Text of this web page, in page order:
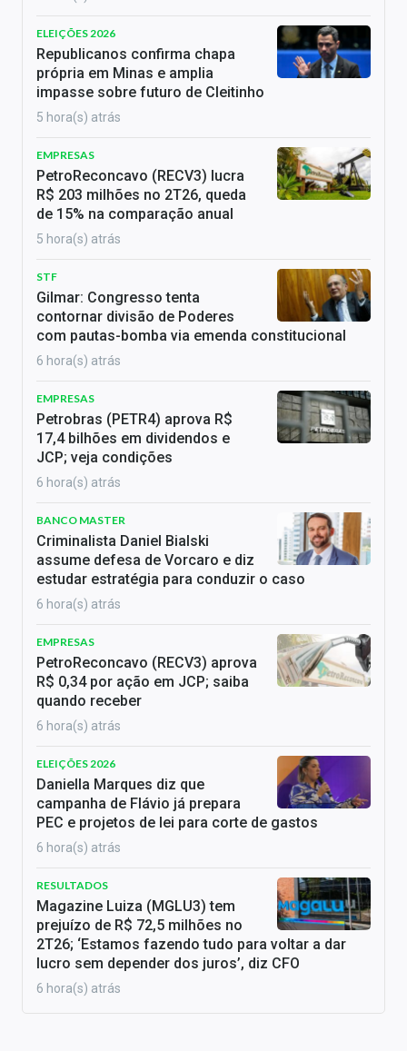
ELEIÇÕES 2026
Republicanos confirma chapa
própria em Minas e amplia
impasse sobre futuro de Cleitinho
5 hora(s) atrás
EMPRESAS
PetroReconcavo (RECV3) lucra
R$ 203 milhões no 2T26, queda
de 15% na comparação anual
5 hora(s) atrás
STF
Gilmar: Congresso tenta
contornar divisão de Poderes
com pautas-bomba via emenda constitucional
6 hora(s) atrás
EMPRESAS
Petrobras (PETR4) aprova R$
17,4 bilhões em dividendos e
JCP; veja condições
6 hora(s) atrás
BANCO MASTER
Criminalista Daniel Bialski
assume defesa de Vorcaro e diz
estudar estratégia para conduzir o caso
6 hora(s) atrás
EMPRESAS
PetroReconcavo (RECV3) aprova
R$ 0,34 por ação em JCP; saiba
quando receber
6 hora(s) atrás
ELEIÇÕES 2026
Daniella Marques diz que
campanha de Flávio já prepara
PEC e projetos de lei para corte de gastos
6 hora(s) atrás
RESULTADOS
Magazine Luiza (MGLU3) tem
prejuízo de R$ 72,5 milhões no
2T26; ‘Estamos fazendo tudo para voltar a dar
lucro sem depender dos juros’, diz CFO
6 hora(s) atrás